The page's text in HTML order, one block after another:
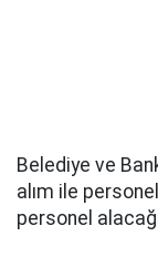
Belediye ve
alım ile
personel